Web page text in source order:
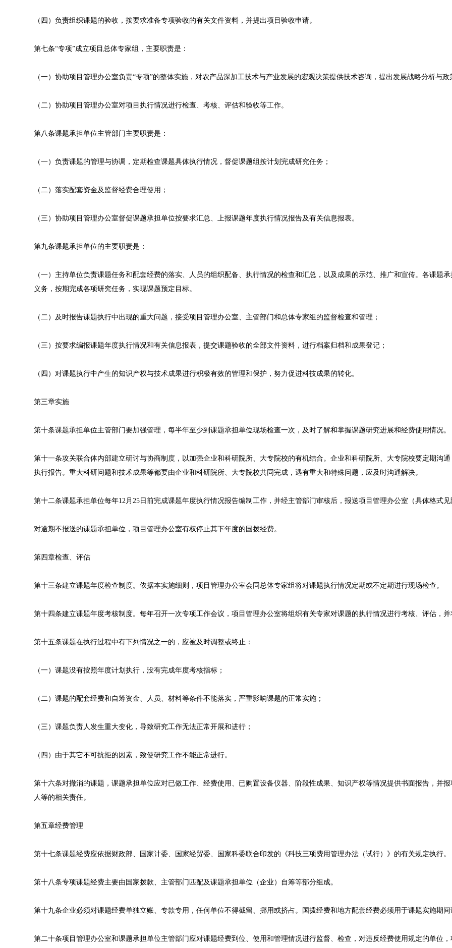
（四）负责组织课题的验收，按要求准备专项验收的有关文件资料，并提出项目验收申请。
第七条“专项”成立项目总体专家组，主要职责是：
（一）协助项目管理办公室负责“专项”的整体实施，对农产品深加工技术与产业发展的宏观决策提供技术咨询，提出发展战略分析与政
（二）协助项目管理办公室对项目执行情况进行检查、考核、评估和验收等工作。
第八条课题承担单位主管部门主要职责是：
（一）负责课题的管理与协调，定期检查课题具体执行情况，督促课题组按计划完成研究任务；
（二）落实配套资金及监督经费合理使用；
（三）协助项目管理办公室督促课题承担单位按要求汇总、上报课题年度执行情况报告及有关信息报表。
第九条课题承担单位的主要职责是：
（一）主持单位负责课题任务和配套经费的落实、人员的组织配备、执行情况的检查和汇总，以及成果的示范、推广和宣传。各课题
义务，按期完成各项研究任务，实现课题预定目标。
（二）及时报告课题执行中出现的重大问题，接受项目管理办公室、主管部门和总体专家组的监督检查和管理；
（三）按要求编报课题年度执行情况和有关信息报表，提交课题验收的全部文件资料，进行档案归档和成果登记；
（四）对课题执行中产生的知识产权与技术成果进行积极有效的管理和保护，努力促进科技成果的转化。
第三章实施
第十条课题承担单位主管部门要加强管理，每半年至少到课题承担单位现场检查一次，及时了解和掌握课题研究进展和经费使用情况。
第十一条攻关联合体内部建立研讨与协商制度，以加强企业和科研院所、大专院校的有机结合。企业和科研院所、大专院校要定期沟
执行报告。重大科研问题和技术成果等都要由企业和科研院所、大专院校共同完成，遇有重大和特殊问题，应及时沟通解决。
第十二条课题承担单位每年12月25日前完成课题年度执行情况报告编制工作，并经主管部门审核后，报送项目管理办公室（具体格式
对逾期不报送的课题承担单位，项目管理办公室有权停止其下年度的国拨经费。
第四章检查、评估
第十三条建立课题年度检查制度。依据本实施细则，项目管理办公室会同总体专家组将对课题执行情况定期或不定期进行现场检查。
第十四条建立课题年度考核制度。每年召开一次专项工作会议，项目管理办公室将组织有关专家对课题的执行情况进行考核、评估，
第十五条课题在执行过程中有下列情况之一的，应被及时调整或终止：
（一）课题没有按照年度计划执行，没有完成年度考核指标；
（二）课题的配套经费和自筹资金、人员、材料等条件不能落实，严重影响课题的正常实施；
（三）课题负责人发生重大变化，导致研究工作无法正常开展和进行；
（四）由于其它不可抗拒的因素，致使研究工作不能正常进行。
第十六条对撤消的课题，课题承担单位应对已做工作、经费使用、已购置设备仪器、阶段性成果、知识产权等情况提供书面报告，并
人等的相关责任。
第五章经费管理
第十七条课题经费应依据财政部、国家计委、国家经贸委、国家科委联合印发的《科技三项费用管理办法（试行）》的有关规定执行。
第十八条专项课题经费主要由国家拨款、主管部门匹配及课题承担单位（企业）自筹等部分组成。
第十九条企业必须对课题经费单独立账、专款专用，任何单位不得截留、挪用或挤占。国拨经费和地方配套经费必须用于课题实施期
第二十条项目管理办公室和课题承担单位主管部门应对课题经费到位、使用和管理情况进行监督、检查，对违反经费使用规定的单位